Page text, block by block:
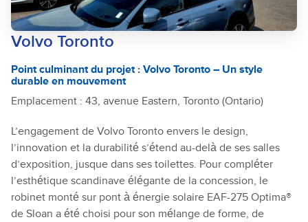
Volvo Toronto
Point culminant du projet : Volvo Toronto – Un style
durable en mouvement
Emplacement : 43, avenue Eastern, Toronto (Ontario)
L’engagement de Volvo Toronto envers le design,
l’innovation et la durabilité s’étend au-delà de ses salles
d’exposition, jusque dans ses toilettes. Pour compléter
l’esthétique scandinave élégante de la concession, le
robinet monté sur pont à énergie solaire EAF-275 Optima®
de Sloan a été choisi pour son mélange de forme, de